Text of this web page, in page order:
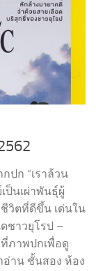
กปก “เราล้วน
ป็นเผ่าพันธุ์ผู้
วิตที่ดีขึ้น เด่นใน
ชาวยุโรป –
ภาพปกเพื่อดู
าน ชั้นสอง ห้อง